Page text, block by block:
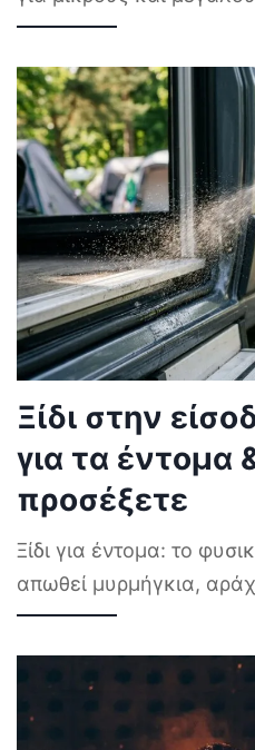
Ξίδι στην
για τα έντομα
προσέξετε
Ξίδι για έντομα: το
απωθεί μυρμήγκια,